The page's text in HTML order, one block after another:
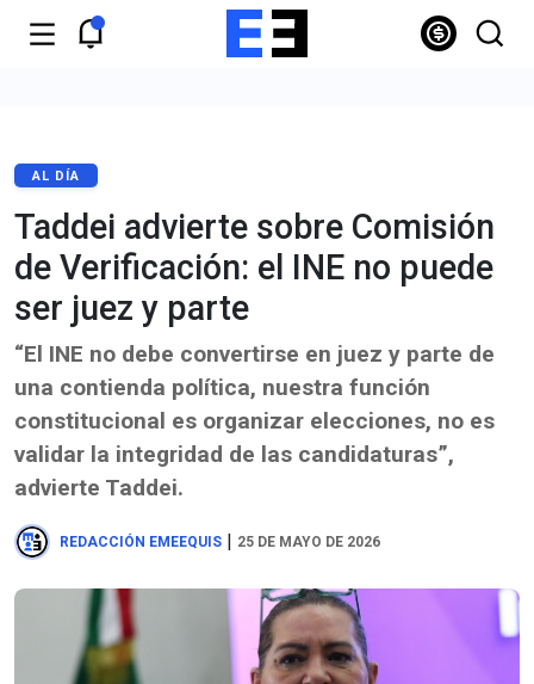
AL DÍA
Taddei advierte sobre Comisión
de Verificación: el INE no puede
ser juez y parte
“El INE no debe convertirse en juez y parte de
una contienda política, nuestra función
constitucional es organizar elecciones, no es
validar la integridad de las candidaturas”,
advierte Taddei.
REDACCIÓN EMEEQUIS | 25 DE MAYO DE 2026